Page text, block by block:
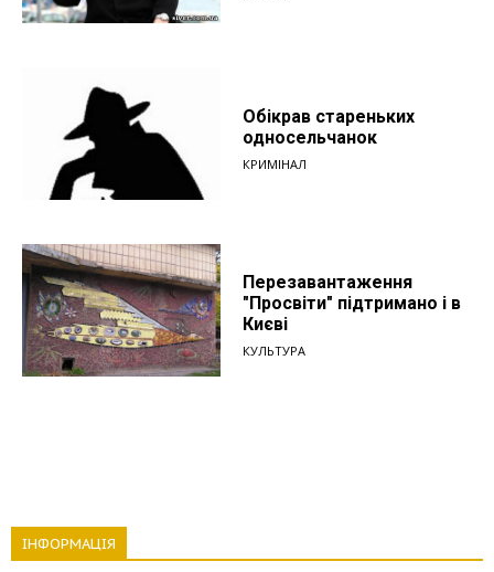
Обікрав стареньких
односельчанок
КРИМІНАЛ
Перезавантаження
"Просвіти" підтримано і в
Києві
КУЛЬТУРА
ІНФОРМАЦІЯ